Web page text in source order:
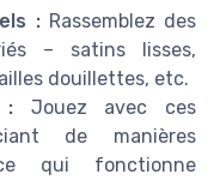
:Rassemblez des
– satins lisses,
douillettes, etc.
: Jouez avec ces
de manières
qui fonctionne